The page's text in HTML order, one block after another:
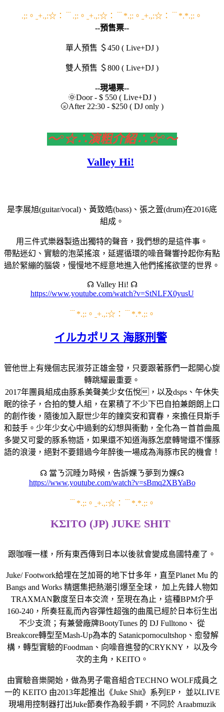
.;:。ˍ+.,:☆：﹉.;:。ˍ+.,:☆：﹉*.;:。ˍ+.,:☆：﹉*.*.;:。
--預售票--
單人預售 ＄450 ( Live+DJ )
雙人預售 ＄800 ( Live+DJ )
--現場票--
🌞Door - $ 550 ( Live+DJ )
🌝After 22:30 - $250 ( DJ only )
～°☆∴演粗介紹∴☆°～
Valley Hi!
是李展旭(guitar/vocal)、黃致皓(bass)、張之萓(drum)在2016底
組成。
用三件式樂器製造出獨特的聲音，我們想的是這件事。
帶點迷幻、實驗的泡菜搖滾，延遲循環的噪音聲響拎起你有點
過於緊繃的腦袋，慢慢地不經意地進入他們搖搖欲墜的世界。
☊ Valley Hi! ☊
https://www.youtube.com/watch?v=StNLFX0yusU
﹉*.;:。ˍ+.,:☆：﹉*.*.;:。
イルカポリス 海豚刑警
管他世上有幾個志民淑芬正雄金發，只要跟著豚們一起開心旋
轉跳耀最重要。
2017年團員組成由豚系美聲美少女伍悅，以及dsps、午休失
眠的徐子，合拍的雙人組，在累積了不少下巴自拍兼朗朗上口
的創作後，隨後加入厭世少年的鐘奕安和寶春，來擔任貝斯手
和鼓手。少年少女心中過剩的幻想與衝動，全化為ㄧ首首曲風
多變又可愛的豚系物語，如果還不知道海豚怎麼轉彎還不懂豚
語的浪漫，絕對不要錯過今年醉後一場成為海豚市民的機會！
☊ 當ㄋ沉睡ㄉ時候，告訴婐ㄋ夢到ㄌ婐☊
https://www.youtube.com/watch?v=sBmq2XBYaBo
﹉*.;:。ˍ+.,:☆：﹉*.*.;:。
KΣITO (JP) JUKE SHIT
跟咖喱一樣，所有東西傳到日本以後就會變成島國特產了。
Juke/ Footwork給埋在芝加哥的地下廿多年，直至Planet Mu 的
Bangs and Works 精選集把熱潮引爆至全球， 加上先鋒人物如
TRAXMAN數度至日本交流，至現在為止，這種BPM介乎
160-240，所奏狂亂而內容彈性超強的曲風已經於日本衍生出
不少支流；有兼營廠牌BootyTunes 的 DJ Fulltono、 從
Breakcore轉型至Mash-Up為本的 Satanicpornocultshop、愈發解
構，轉型實驗的Foodman、向噪音進發的CRYKNY， 以及今
次的主角，KEITO。
由實驗音樂開始，做為男子電音組合TECHNO WOLF成員之
一的 KEITO 由2013年起推出《Juke Shit》系列EP， 並以LIVE
現場用控制器打出Juke節奏作為殺手鐧，不同於 Araabmuzik